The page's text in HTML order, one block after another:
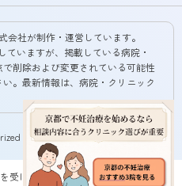
会社が制作・運営しています。
ていますが、掲載している病院・
削除および変更されている可能性
。最新情報は、病院・クリニック
copying prohibited.）
受けられるクリニック・病院54院All